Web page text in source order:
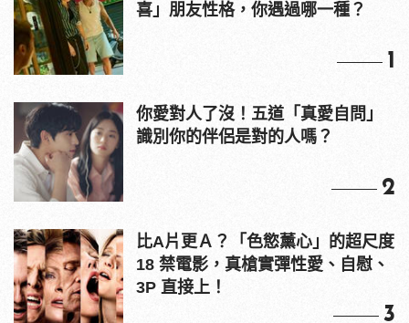
喜」朋友性格，你遇過哪一種？
1
你愛對人了沒！五道「真愛自問」
識別你的伴侶是對的人嗎？
2
比A片更Ａ？「色慾薰心」的超尺度
18 禁電影，真槍實彈性愛、自慰、
3P 直接上！
3